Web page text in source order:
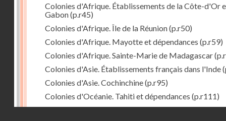
Colonies d'Afrique. Établissements de la Côte-d'Or
Gabon(p.r45)
Colonies d'Afrique. Île de la Réunion(p.r50)
Colonies d'Afrique. Mayotte et dépendances (p.r59)
Colonies d'Afrique. Sainte-Marie de Madagascar
Colonies d'Asie. Établissements français dans l'Inde
Colonies d'Asie. Cochinchine(p.r95)
Colonies d'Océanie. Tahiti et dépendances (p.r111)
Colonies d'Océanie. Nouvelle-Calédonie(p.r130)